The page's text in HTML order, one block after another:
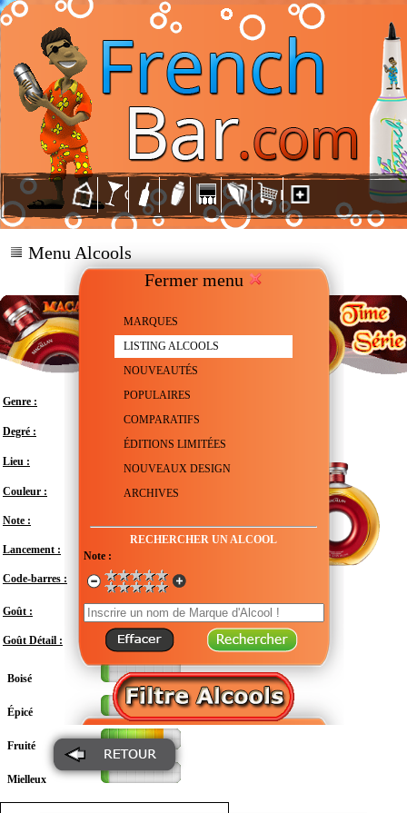
Fermer menu
MARQUES
LISTING ALCOOLS
NOUVEAUTÉS
POPULAIRES
COMPARATIFS
ÉDITIONS LIMITÉES
NOUVEAUX DESIGN
ARCHIVES
RECHERCHER UN ALCOOL
Note :
Menu Alcools
Genre : Scotch Whisky - Single malt
Degré :
Lieu :
Craigellachie
Couleur :
Note :
Lancement :
Code-barres : 501031431433
Goût : Modéré
Goût Détail :
Boisé
Épicé
Fruité
Mielleux